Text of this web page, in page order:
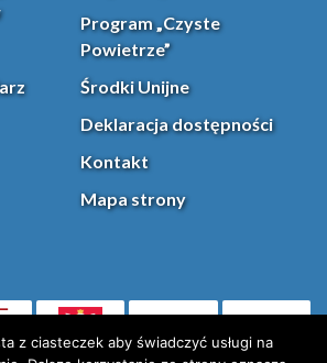
Program „Czyste
Powietrze”
Środki Unijne
Deklaracja dostępności
Kontakt
Mapa strony
się w nowej karcie)Facebook
z ciasteczek aby świadczyć usługi na